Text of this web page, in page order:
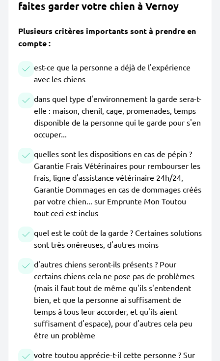
faites garder votre chien à Vernoy
Plusieurs critères importants sont à prendre en
compte :
est-ce que la personne a déjà de l'expérience
avec les chiens
dans quel type d'environnement la garde sera-t-
elle : maison, chenil, cage, promenades, temps
disponible de la personne qui le garde pour s'en
occuper...
quelles sont les dispositions en cas de pépin ?
Garantie Frais Vétérinaires pour rembourser les
frais, ligne d'assistance vétérinaire 24h/24,
Garantie Dommages en cas de dommages créés
par votre chien... sur Emprunte Mon Toutou
tout ceci est inclus
quel est le coût de la garde ? Certaines solutions
sont très onéreuses, d'autres moins
d'autres chiens seront-ils présents ? Pour
certains chiens cela ne pose pas de problèmes
(mais il faut tout de même qu'ils s'entendent
bien, et que la personne ai suffisament de
temps à tous leur accorder, et qu'ils aient
suffisament d'espace), pour d'autres cela peu
être un problème
votre toutou apprécie-t-il cette personne ? Sur